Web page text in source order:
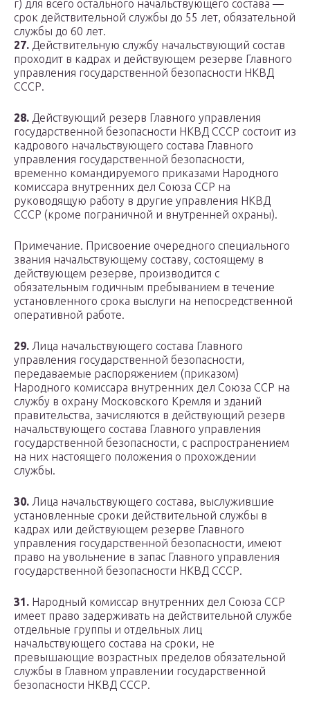
г) для всего остального начальствующего состава —
срок действительной службы до 55 лет, обязательной
службы до 60 лет.
27. Действительную службу начальствующий состав
проходит в кадрах и действующем резерве Главного
управления государственной безопасности НКВД
СССР.
28. Действующий резерв Главного управления
государственной безопасности НКВД СССР состоит из
кадрового начальствующего состава Главного
управления государственной безопасности,
временно командируемого приказами Народного
комиссара внутренних дел Союза ССР на
руководящую работу в другие управления НКВД
СССР (кроме пограничной и внутренней охраны).
Примечание. Присвоение очередного специального
звания начальствующему составу, состоящему в
действующем резерве, производится с
обязательным годичным пребыванием в течение
установленного срока выслуги на непосредственной
оперативной работе.
29. Лица начальствующего состава Главного
управления государственной безопасности,
передаваемые распоряжением (приказом)
Народного комиссара внутренних дел Союза ССР на
службу в охрану Московского Кремля и зданий
правительства, зачисляются в действующий резерв
начальствующего состава Главного управления
государственной безопасности, с распространением
на них настоящего положения о прохождении
службы.
30. Лица начальствующего состава, выслужившие
установленные сроки действительной службы в
кадрах или действующем резерве Главного
управления государственной безопасности, имеют
право на увольнение в запас Главного управления
государственной безопасности НКВД СССР.
31. Народный комиссар внутренних дел Союза ССР
имеет право задерживать на действительной службе
отдельные группы и отдельных лиц
начальствующего состава на сроки, не
превышающие возрастных пределов обязательной
службы в Главном управлении государственной
безопасности НКВД СССР.